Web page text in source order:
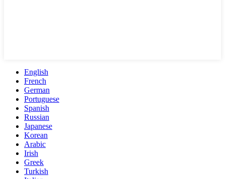
English
French
German
Portuguese
Spanish
Russian
Japanese
Korean
Arabic
Irish
Greek
Turkish